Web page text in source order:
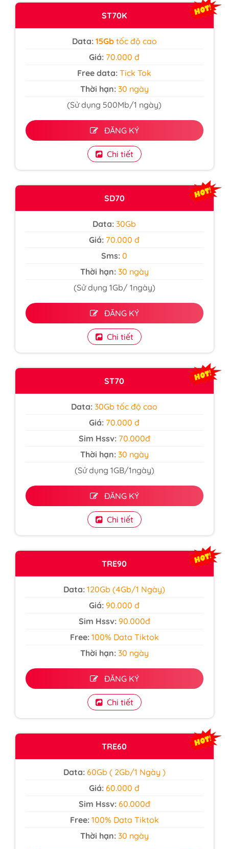
ST70K
Data:15Gbtốc độ cao
Giá: 70.000 đ
Free data:Tick Tok
Thời hạn:30 ngày
(Sử dụng 500Mb/1 ngày)
ĐĂNG KÝ
Chi tiết
SD70
Data: 30Gb
Giá: 70.000 đ
Sms: 0
Thời hạn:30 ngày
(Sử dụng 1Gb/ 1ngày)
ĐĂNG KÝ
Chi tiết
ST70
Data: 30Gb tốc độ cao
Giá: 70.000 đ
Sim Hssv:70.000đ
Thời hạn:30 ngày
(Sử dụng 1GB/1ngày)
ĐĂNG KÝ
Chi tiết
TRE90
Data:120Gb (4Gb/1 Ngày)
Giá:90.000 đ
Sim Hssv:90.000đ
Free:100% Data Tiktok
Thời hạn:30 ngày
ĐĂNG KÝ
Chi tiết
TRE60
Data: 60Gb ( 2Gb/1 Ngày )
Giá:60.000 đ
Sim Hssv:60.000đ
Free:100% Data Tiktok
Thời hạn:30 ngày